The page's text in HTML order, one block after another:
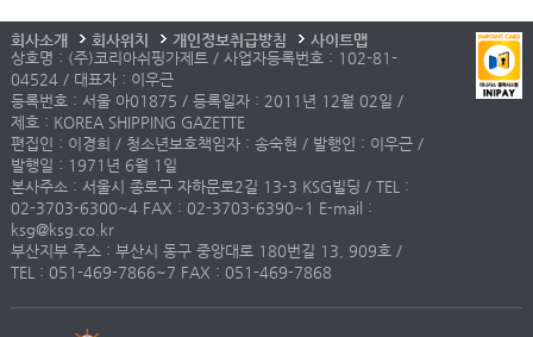
회사소개 회사위치 개인정보취급방침
사이트맵
상호명 : (주)코리아쉬핑가제트 / 사업자등록번호 : 102-81-
04524 / 대표자 : 이우근
등록번호 : 서울 아01875 / 등록일자 : 2011년 12월 02일 /
제호 : KOREA SHIPPING GAZETTE
편집인 : 이경희 / 청소년보호책임자 : 송숙현 / 발행인 : 이우근 /
발행일 : 1971년 6월 1일
본사주소 : 서울시 종로구 자하문로2길 13-3 KSG빌딩 / TEL :
02-3703-6300~4 FAX : 02-3703-6390~1 E-mail :
ksg@ksg.co.kr
부산지부 주소 : 부산시 동구 중앙대로 180번길 13, 909호 /
TEL : 051-469-7866~7 FAX : 051-469-7868